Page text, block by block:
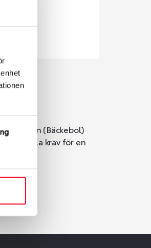
Hisingen (Bäckebol)
alla krav för en